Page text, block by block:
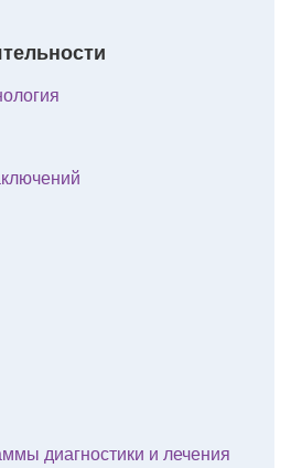
диагностики и лечения